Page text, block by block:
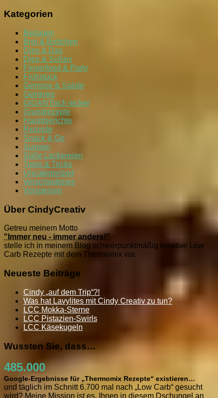
Kategorien
Beilagen
Brot & Brötchen
Dies & Das
Dips & Soßen
Fingerfood & Party
Frühstück
Gemüse & Salate
Getränke
GIGANTisch lecker
Grundrezepte
Hauptgerichte
Rezepte
Snack & Go
Suppen
Süße Leckereien
Tipps & Tricks
Uncategorized
Verschiedenes
Vorspeisen
Über CindyCreativ
Getreu meinem Motto
"Immer neu - immer anders!"
stelle ich in meinem Blog schwerpunktmäßig kreative Low
Carb Rezepte mit dem Thermomix vor.
Neueste Beiträge
Cindy „auf dem Trip“?!
Was hat Lavylites mit Cindy Creativ zu tun?
LCC Mokka-Sterne
LCC Pistazien-Swirls
LCC Käsekugeln
Wussten Sie, dass…
485.000
Google-Ergebnisse für „Thermomix Rezepte“ existieren…
und täglich im Schnitt 6.700 mal nach „Low Carb“ gesucht
wird? Meine Mission ist es, Ihnen in diesem Dschungel an